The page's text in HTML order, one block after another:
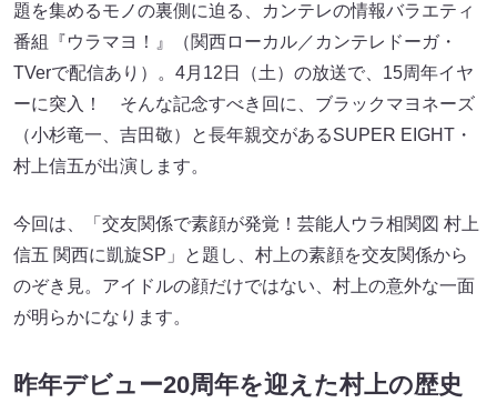
題を集めるモノの裏側に迫る、カンテレの情報バラエティ
番組『ウラマヨ！』（関西ローカル／カンテレドーガ・
TVerで配信あり）。4月12日（土）の放送で、15周年イヤ
ーに突入！ そんな記念すべき回に、ブラックマヨネーズ
（小杉竜一、吉田敬）と長年親交があるSUPER EIGHT・
村上信五が出演します。
今回は、「交友関係で素顔が発覚！芸能人ウラ相関図 村上
信五 関西に凱旋SP」と題し、村上の素顔を交友関係から
のぞき見。アイドルの顔だけではない、村上の意外な一面
が明らかになります。
昨年デビュー20周年を迎えた村上の歴史